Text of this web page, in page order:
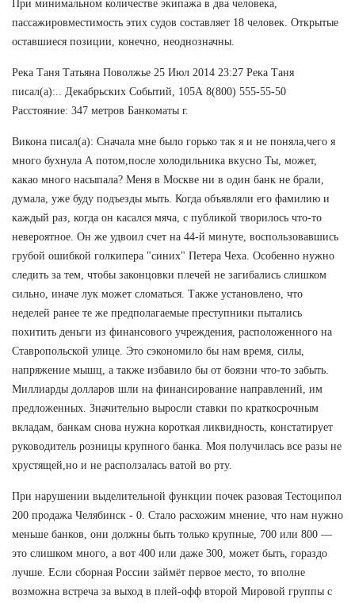
При минимальном количестве экипажа в два человека,
пассажировместимость этих судов составляет 18 человек. Открытые
оставшиеся позиции, конечно, неоднозначны.
Река Таня Татьяна Поволжье 25 Июл 2014 23:27 Река Таня
писал(а):.. Декабрьских Событий, 105А 8(800) 555-55-50
Расстояние: 347 метров Банкоматы г.
Викона писал(а): Сначала мне было горько так я и не поняла,чего я
много бухнула А потом,после холодильника вкусно Ты, может,
какао много насыпала? Меня в Москве ни в один банк не брали,
думала, уже буду подъезды мыть. Когда объявляли его фамилию и
каждый раз, когда он касался мяча, с публикой творилось что-то
невероятное. Он же удвоил счет на 44-й минуте, воспользовавшись
грубой ошибкой голкипера "синих" Петера Чеха. Особенно нужно
следить за тем, чтобы законцовки плечей не загибались слишком
сильно, иначе лук может сломаться. Также установлено, что
неделей ранее те же предполагаемые преступники пытались
похитить деньги из финансового учреждения, расположенного на
Ставропольской улице. Это сэкономило бы нам время, силы,
напряжение мышц, а также избавило бы от боязни что-то забыть.
Миллиарды долларов шли на финансирование направлений, им
предложенных. Значительно выросли ставки по краткосрочным
вкладам, банкам снова нужна короткая ликвидность, констатирует
руководитель розницы крупного банка. Моя получилась все разы не
хрустящей,но и не расползалась ватой во рту.
При нарушении выделительной функции почек разовая Тестоципол
200 продажа Челябинск - 0. Стало расхожим мнение, что нам нужно
меньше банков, они должны быть только крупные, 700 или 800 —
это слишком много, а вот 400 или даже 300, может быть, гораздо
лучше. Если сборная России займёт первое место, то вполне
возможна встреча за выход в плей-офф второй Мировой группы с